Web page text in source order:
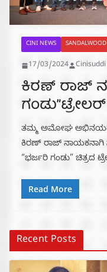
CINI NEWS SANDALWOOD
17/03/2024
ಕಿರಣ್ ರಾಜ್
ತಮ್ಮ ಅಮೋಘ ಅಭಿನಯದ
ಕಿರಣ್ ರಾಜ್ ನಾಯಕನಾಗಿ
“ಭರ್ಜರಿ ಗಂಡು” ಚಿತ್ರದ
Read More
Recent Posts